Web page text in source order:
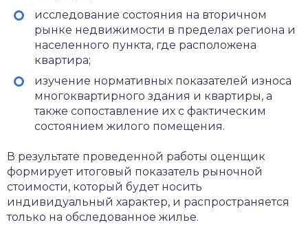
исследование состояния на вторичном
рынке недвижимости в пределах региона и
населенного пункта, где расположена
квартира;
изучение нормативных показателей износа
многоквартирного здания и квартиры, а
также сопоставление их с фактическим
состоянием жилого помещения.
В результате проведенной работы оценщик
формирует итоговый показатель рыночной
стоимости, который будет носить
индивидуальный характер, и распространяется
только на обследованное жилье.